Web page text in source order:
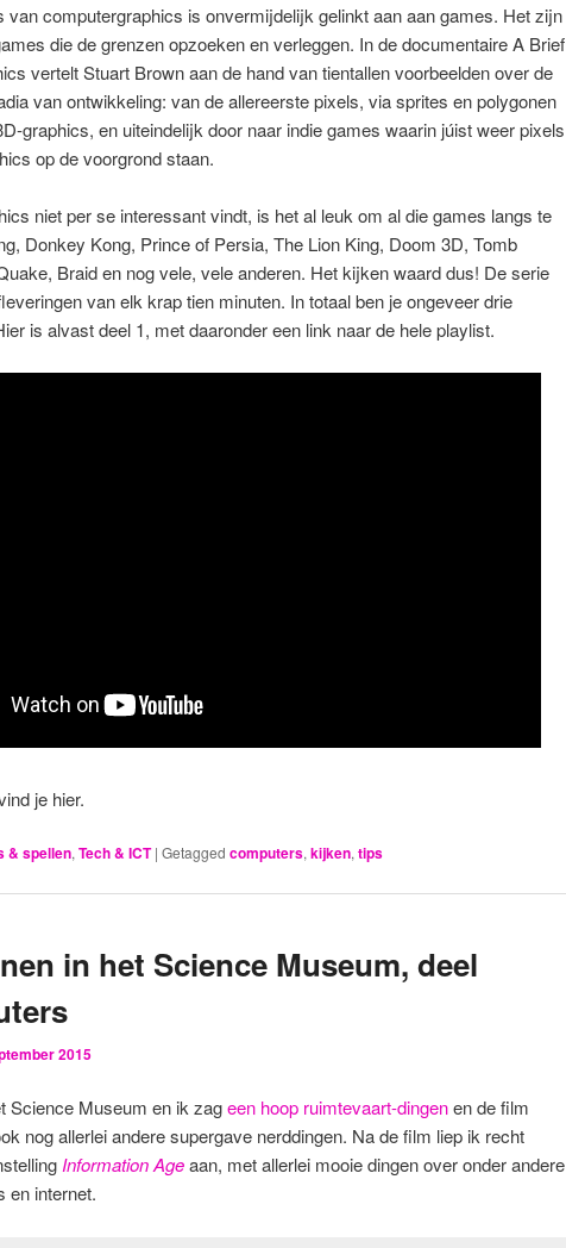
van computergraphics is onvermijdelijk gelinkt aan aan games. Het zijn
die de grenzen opzoeken en verleggen. In de documentaire A Brief
vertelt Stuart Brown aan de hand van tientallen voorbeelden over de
van ontwikkeling: van de allereerste pixels, via sprites en polygonen
graphics, en uiteindelijk door naar indie games waarin júist weer pixels
op de voorgrond staan.
niet per se interessant vindt, is het al leuk om al die games langs te
Donkey Kong, Prince of Persia, The Lion King, Doom 3D, Tomb
Braid en nog vele, vele anderen. Het kijken waard dus! De serie
van elk krap tien minuten. In totaal ben je ongeveer drie
is alvast deel 1, met daaronder een link naar de hele playlist.
je hier.
& spellen, Tech & ICT | Getagged computers, kijken, tips
in het Science Museum, deel
2015
Science Museum en ik zageen hoop ruimtevaart-dingenen de film
nog allerlei andere supergave nerddingen. Na de film liep ik recht
Information Ageaan, met allerlei mooie dingen over onder andere
en internet.